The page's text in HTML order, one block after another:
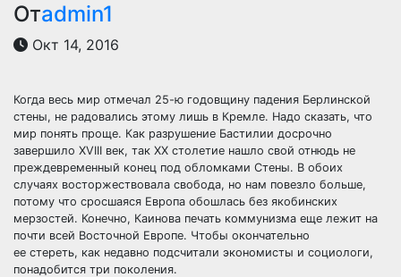
Отadmin1
Окт 14, 2016
Когда весь мир отмечал 25-ю годовщину падения Берлинской
стены, не радовались этому лишь в Кремле. Надо сказать, что
мир понять проще. Как разрушение Бастилии досрочно
завершило XVIII век, так XX столетие нашло свой отнюдь не
преждевременный конец под обломками Стены. В обоих
случаях восторжествовала свобода, но нам повезло больше,
потому что сросшаяся Европа обошлась без якобинских
мерзостей. Конечно, Каинова печать коммунизма еще лежит на
почти всей Восточной Европе. Чтобы окончательно
ее стереть, как недавно подсчитали экономисты и социологи,
понадобится три поколения.